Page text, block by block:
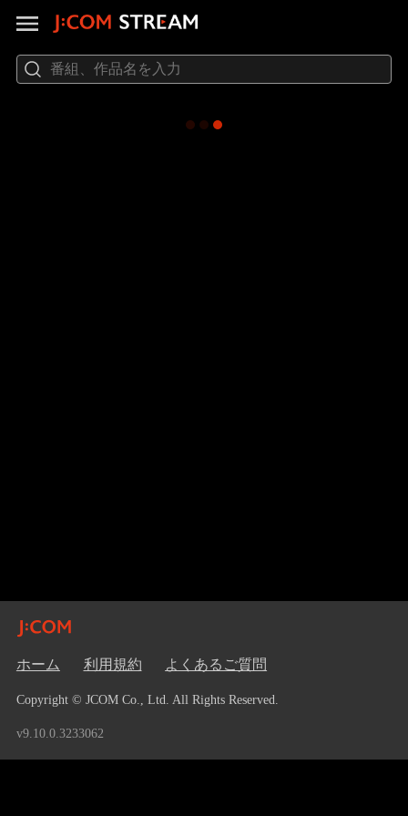
ホーム 利用規約 よくあるご質問
Copyright © JCOM Co., Ltd. All Rights Reserved.
v9.10.0.3233062